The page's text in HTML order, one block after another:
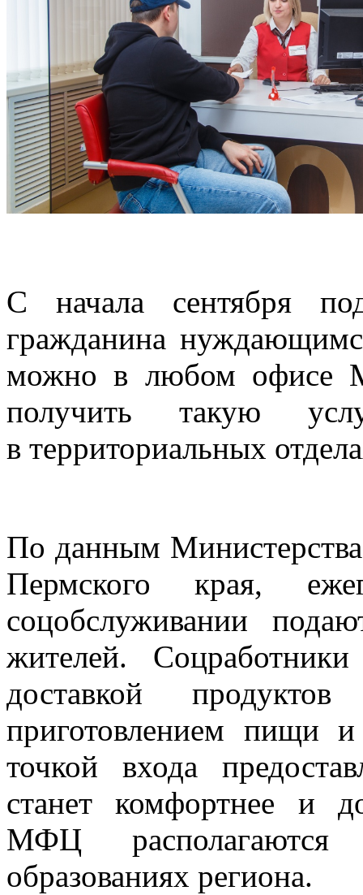
С начала сентября
гражданина
можно в любом офисе
получить такую
в территориальных
По данным
Пермского края,
соцобслуживании
жителей.
доставкой
приготовлением пищи
точкой входа
станет комфортнее и
МФЦ
образованиях региона.